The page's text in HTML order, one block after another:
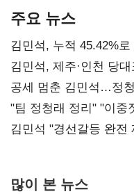
주요 뉴스
김민석, 누적 45.42%
0.86%p(2보)
김민석, 제주·인천 당
공세 멈춘 김민석…정
"팀 정청래 정리" "이
다툼 격화
김민석 "경선갈등 완
많이 본 뉴스